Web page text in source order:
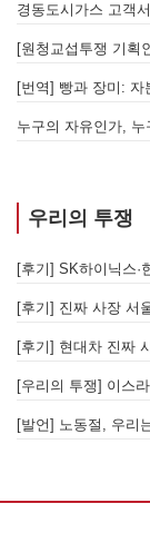
경동도시가스 고객
[번역] 빵과 장미: 자
누구의 자유인가,
우리의 투쟁
[후기] 진짜 사장 서
[발언] 노동절, 우리